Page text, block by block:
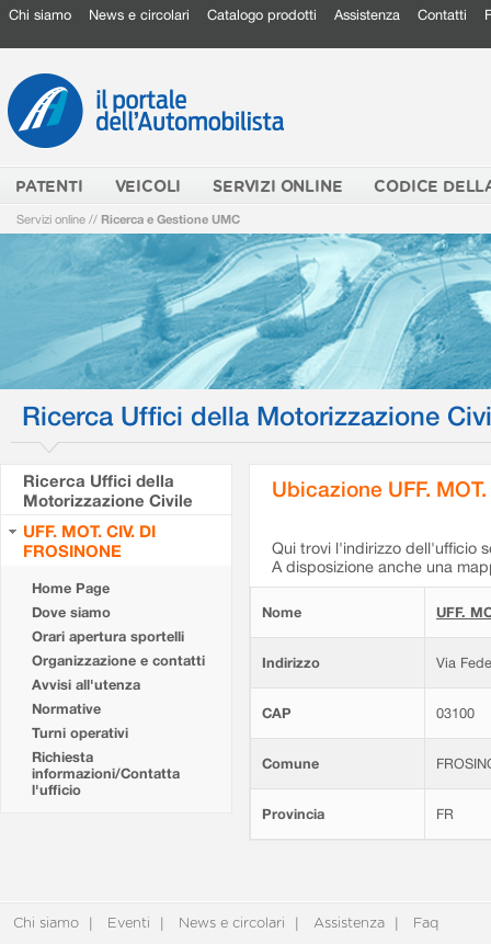
Chi siamo News e circolari Catalogo prodotti Assistenza Contatti
PATENTI VEICOLI SERVIZI ONLINE CODICE
Servizi online // Ricerca e Gestione UMC
Ricerca Uffici della Motorizzazione
Ricerca Uffici della
Motorizzazione Civile
UFF. MOT. CIV. DI
FROSINONE
Home Page
Dove siamo
Orari apertura sportelli
Organizzazione e contatti
Avvisi all'utenza
Normative
Turni operativi
Richiesta
informazioni/Contatta
l'ufficio
Ubicazione UFF.
Qui trovi l'indirizzo dell'ufficio
A disposizione anche una
Nome UFF.
Indirizzo Via
CAP 03100
Comune
Provincia FR
Chi siamo Eventi News e circolari Assistenza Faq